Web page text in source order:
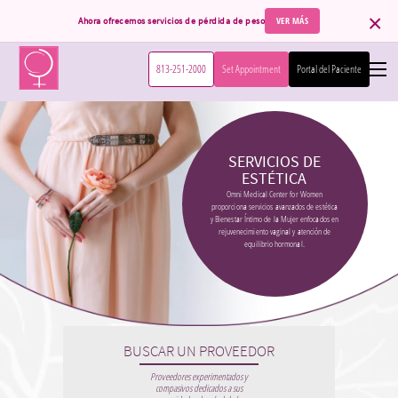
Ahora ofrecemos servicios de pérdida de peso VER MÁS ×
813-251-2000 Set Appointment Portal del Paciente
Inicio
Servicios
Obstetricia
Embarazo de Alto Riesgo
Cuidado Ginecológico
Sistema Quirúrgico da Vinci
Información del Paciente
Reservar Cita
Seguros Aceptados
Pacientes Internacionales
Sobre Nosotros
Conoce Nuestro Equipo
SERVICIOS DE
ESTÉTICA
Omni Medical Center for Women
proporciona servicios avanzados de estética
y Bienestar Íntimo de la Mujer enfocados en
rejuvenecimiento vaginal y atención de
equilibrio hormonal.
BUSCAR UN PROVEEDOR
Proveedores experimentados y
compasivos dedicados a sus